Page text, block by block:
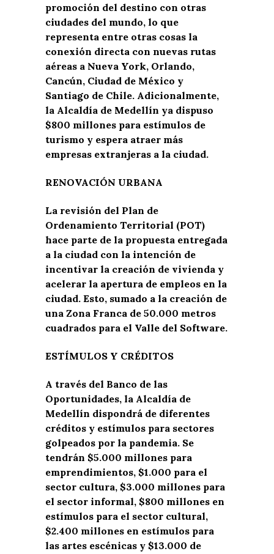
promoción del destino con otras
ciudades del mundo, lo que
representa entre otras cosas la
conexión directa con nuevas rutas
aéreas a Nueva York, Orlando,
Cancún, Ciudad de México y
Santiago de Chile. Adicionalmente,
la Alcaldía de Medellín ya dispuso
$800 millones para estímulos de
turismo y espera atraer más
empresas extranjeras a la ciudad.
RENOVACIÓN URBANA
La revisión del Plan de
Ordenamiento Territorial (POT)
hace parte de la propuesta entregada
a la ciudad con la intención de
incentivar la creación de vivienda y
acelerar la apertura de empleos en la
ciudad. Esto, sumado a la creación de
una Zona Franca de 50.000 metros
cuadrados para el Valle del Software.
ESTÍMULOS Y CRÉDITOS
A través del Banco de las
Oportunidades, la Alcaldía de
Medellín dispondrá de diferentes
créditos y estímulos para sectores
golpeados por la pandemia. Se
tendrán $5.000 millones para
emprendimientos, $1.000 para el
sector cultura, $3.000 millones para
el sector informal, $800 millones en
estímulos para el sector cultural,
$2.400 millones en estímulos para
las artes escénicas y $13.000 de